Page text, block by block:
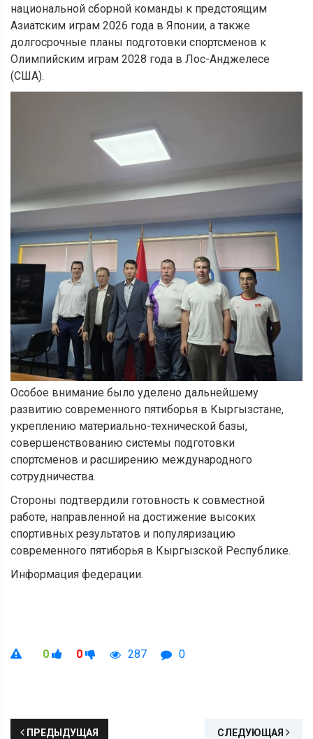
национальной сборной команды к предстоящим
Азиатским играм 2026 года в Японии, а также
долгосрочные планы подготовки спортсменов к
Олимпийским играм 2028 года в Лос-Анджелесе
(США).
Особое внимание было уделено дальнейшему
развитию современного пятиборья в Кыргызстане,
укреплению материально-технической базы,
совершенствованию системы подготовки
спортсменов и расширению международного
сотрудничества.
Стороны подтвердили готовность к совместной
работе, направленной на достижение высоких
спортивных результатов и популяризацию
современного пятиборья в Кыргызской Республике.
Информация федерации.
0 0 287 0
ПРЕДЫДУЩАЯ СЛЕДУЮЩАЯ